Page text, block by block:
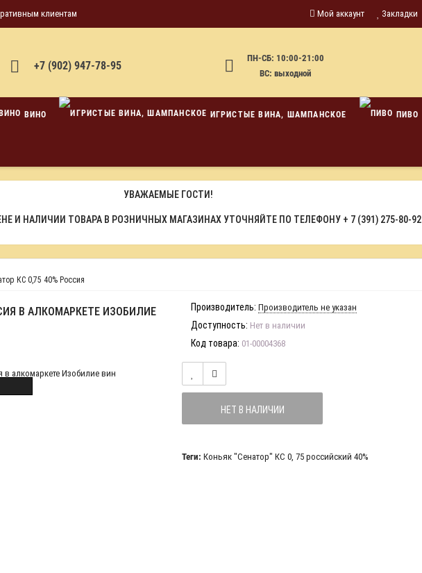
клиентам Мой аккаунт Закладки
+7 (902) 947-78-95
ПН-СБ: 10:00-21:00
ВС: выходной
ВИНО ИГРИСТЫЕ ВИНА, ШАМПАНСКОЕ ПИВО
УВАЖАЕМЫЕ ГОСТИ!
И НАЛИЧИИ ТОВАРА В РОЗНИЧНЫХ МАГАЗИНАХ УТОЧНЯЙТЕ ПО ТЕЛЕФОНУ + 7 (391) 275-80-92
КС 0,75 40% Россия
В АЛКОМАРКЕТЕ ИЗОБИЛИЕ Производитель: Производитель не указан
Доступность: Нет в наличии
Код товара: 01-00004368
НЕТ В НАЛИЧИИ
Теги: Коньяк "Сенатор" КС 0, 75 российский 40%